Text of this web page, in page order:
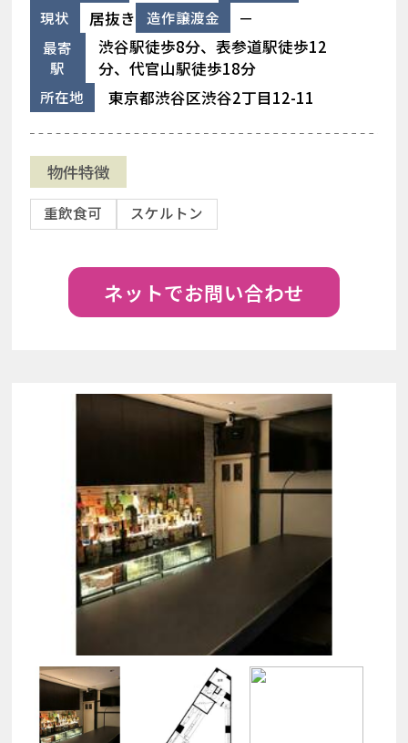
現状 居抜き 造作譲渡金 －
最寄
駅
渋谷駅徒歩8分、表参道駅徒歩12
分、代官山駅徒歩18分
所在地 東京都渋谷区渋谷2丁目12-11
物件特徴
重飲食可 スケルトン
ネットでお問い合わせ